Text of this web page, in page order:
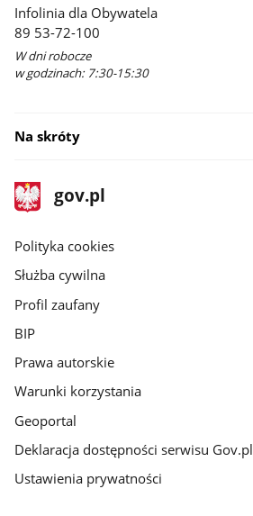
Infolinia dla Obywatela
89 53-72-100
W dni robocze
w godzinach: 7:30-15:30
Na skróty
stopka
gov.pl
Strona
gov.pl
gov.pl
Polityka cookies
Służba cywilna
Profil zaufany
BIP
Prawa autorskie
Warunki korzystania
Geoportal
Deklaracja dostępności serwisu Gov.pl
Ustawienia prywatności